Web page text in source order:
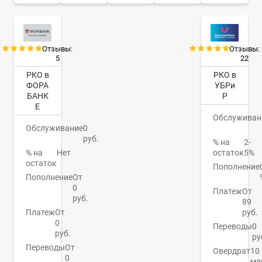
Отзывы:
5
РКО в
ФОРА
БАНК
Е
Обслуживание0
руб.
% на
остаток
Нет
ПополнениеОт
0
руб.
ПлатежОт
0
руб.
ПереводыОт
0
Отзывы:
22
РКО в
УБРи
Р
% на
остаток
2-
5%
Пополнение
ПлатежОт
89
руб.
Переводы0
Овердрат10